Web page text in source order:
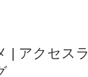
| アクセスラ